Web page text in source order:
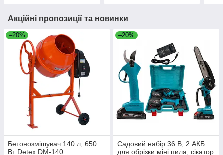
Акційні пропозиції та новинки
–20%
Бетонозмішувач 140 л, 650
Вт Detex DM-140
–20%
Садовий набір 36 В, 2 АКБ
для обрізки міні пила, сікатор